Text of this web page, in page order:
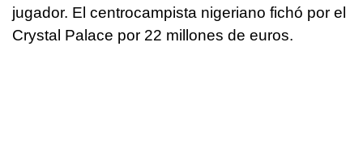
jugador. El centrocampista nigeriano fichó por el
Crystal Palace por 22 millones de euros.